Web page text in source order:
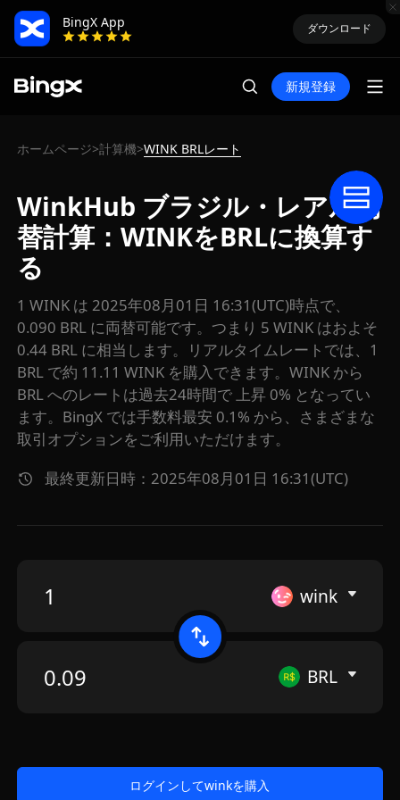
BingX App
ダウンロード
新規登録
ホームページ>計算機>WINK BRLレート
WinkHub ブラジル・レアル両
替計算：WINKをBRLに換算す
る
1 WINK は 2025年08月01日 16:31(UTC)時点で、
0.090 BRL に両替可能です。つまり 5 WINK はおよそ
0.44 BRL に相当します。リアルタイムレートでは、1
BRL で約 11.11 WINK を購入できます。WINK から
BRL へのレートは過去24時間で 上昇 0% となってい
ます。BingX では手数料最安 0.1% から、さまざまな
取引オプションをご利用いただけます。
最終更新日時：2025年08月01日 16:31(UTC)
wink
BRL
ログインしてwinkを購入